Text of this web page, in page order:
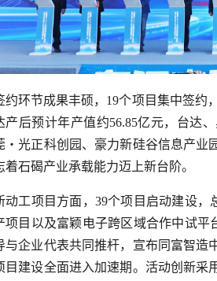
约环节成果丰硕，19个项目集中签约
产后预计年产值约56.85亿元，台达
・光正科创园、豪力新硅谷信息产业
着石碣产业承载能力迈上新台阶。
动工项目方面，39个项目启动建设，
项目以及富颖电子跨区域合作中试平
与企业代表共同推杆，宣布同富智造
目建设全面进入加速期。活动创新采